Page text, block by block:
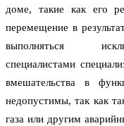
доме, такие как его
перемещение в
выполняться
специалистами
вмешательства в
недопустимы, так как
газа или другим